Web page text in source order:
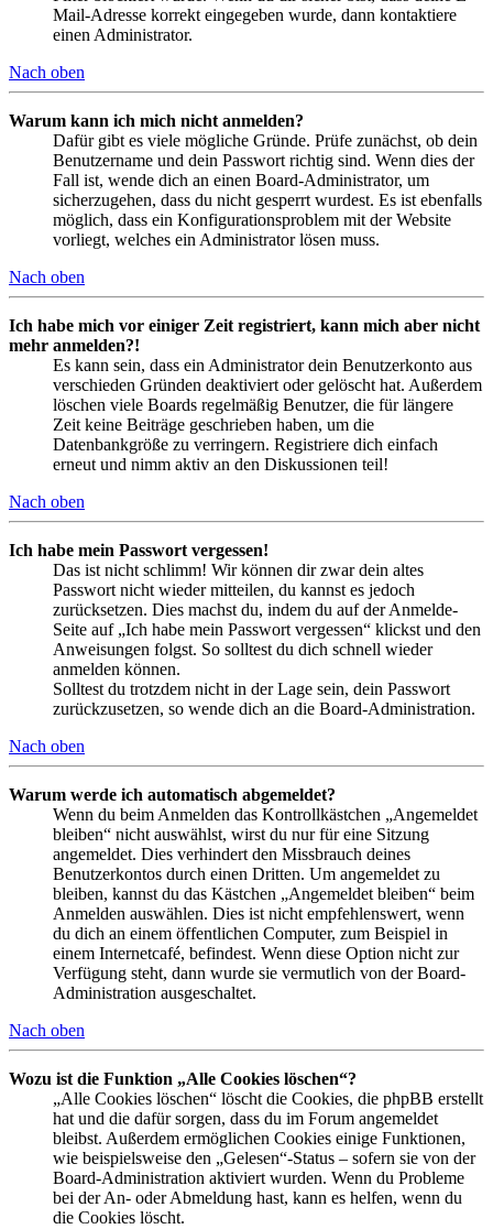
Mail-Adresse korrekt eingegeben wurde, dann kontaktiere
einen Administrator.
Nach oben
Warum kann ich mich nicht anmelden?
Dafür gibt es viele mögliche Gründe. Prüfe zunächst, ob dein
Benutzername und dein Passwort richtig sind. Wenn dies der
Fall ist, wende dich an einen Board-Administrator, um
sicherzugehen, dass du nicht gesperrt wurdest. Es ist ebenfalls
möglich, dass ein Konfigurationsproblem mit der Website
vorliegt, welches ein Administrator lösen muss.
Nach oben
Ich habe mich vor einiger Zeit registriert, kann mich aber nicht
mehr anmelden?!
Es kann sein, dass ein Administrator dein Benutzerkonto aus
verschieden Gründen deaktiviert oder gelöscht hat. Außerdem
löschen viele Boards regelmäßig Benutzer, die für längere
Zeit keine Beiträge geschrieben haben, um die
Datenbankgröße zu verringern. Registriere dich einfach
erneut und nimm aktiv an den Diskussionen teil!
Nach oben
Ich habe mein Passwort vergessen!
Das ist nicht schlimm! Wir können dir zwar dein altes
Passwort nicht wieder mitteilen, du kannst es jedoch
zurücksetzen. Dies machst du, indem du auf der Anmelde-
Seite auf „Ich habe mein Passwort vergessen“ klickst und den
Anweisungen folgst. So solltest du dich schnell wieder
anmelden können.
Solltest du trotzdem nicht in der Lage sein, dein Passwort
zurückzusetzen, so wende dich an die Board-Administration.
Nach oben
Warum werde ich automatisch abgemeldet?
Wenn du beim Anmelden das Kontrollkästchen „Angemeldet
bleiben“ nicht auswählst, wirst du nur für eine Sitzung
angemeldet. Dies verhindert den Missbrauch deines
Benutzerkontos durch einen Dritten. Um angemeldet zu
bleiben, kannst du das Kästchen „Angemeldet bleiben“ beim
Anmelden auswählen. Dies ist nicht empfehlenswert, wenn
du dich an einem öffentlichen Computer, zum Beispiel in
einem Internetcafé, befindest. Wenn diese Option nicht zur
Verfügung steht, dann wurde sie vermutlich von der Board-
Administration ausgeschaltet.
Nach oben
Wozu ist die Funktion „Alle Cookies löschen“?
„Alle Cookies löschen“ löscht die Cookies, die phpBB erstellt
hat und die dafür sorgen, dass du im Forum angemeldet
bleibst. Außerdem ermöglichen Cookies einige Funktionen,
wie beispielsweise den „Gelesen“-Status – sofern sie von der
Board-Administration aktiviert wurden. Wenn du Probleme
bei der An- oder Abmeldung hast, kann es helfen, wenn du
die Cookies löscht.